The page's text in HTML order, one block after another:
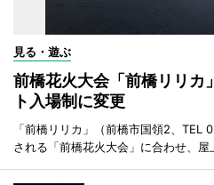
見る・遊ぶ
前橋花火大会「前橋リリ
ト入場制に変更
「前橋リリカ」（前橋市国領2、
される「前橋花火大会」に合わせ、屋